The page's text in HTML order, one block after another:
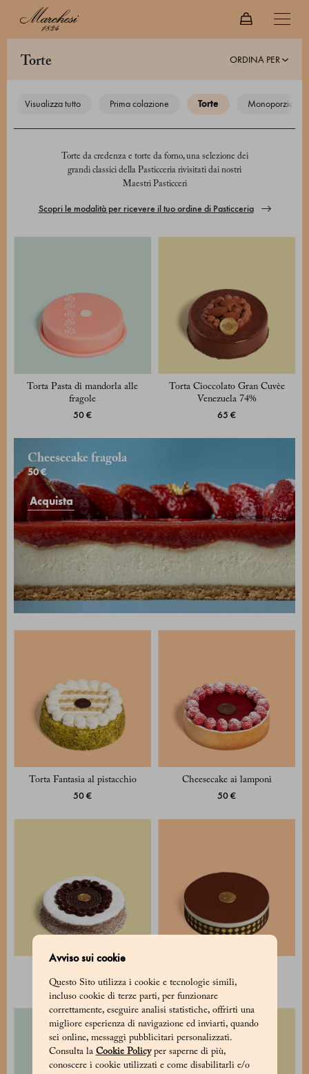
Avviso sui cookie
Questo Sito utilizza i cookie e tecnologie simili,
incluso cookie di terze parti, per funzionare
correttamente, eseguire analisi statistiche, offrirti una
migliore esperienza di navigazione ed inviarti, quando
sei online, messaggi pubblicitari personalizzati.
Consulta la Cookie Policyper saperne di più,
conoscere i cookie utilizzati e come disabilitarli e/o
torte ORDINA PER
visualizza tutto prima colazione torte monoporzioni
Torte da credenza e torte da forno, una selezione dei
grandi classici della Pasticceria rivisitati dai nostri
Maestri Pasticceri
Scopri le modalità per ricevere il tuo ordine di Pasticceria
Torta Pasta di mandorla alle
fragole
50 €
Torta Cioccolato Gran Cuvèe
Venezuela 74%
65 €
Cheesecake fragola
50 €
Acquista
Torta Fantasia al pistacchio
50 €
Cheesecake ai lamponi
50 €
28 € 60 €